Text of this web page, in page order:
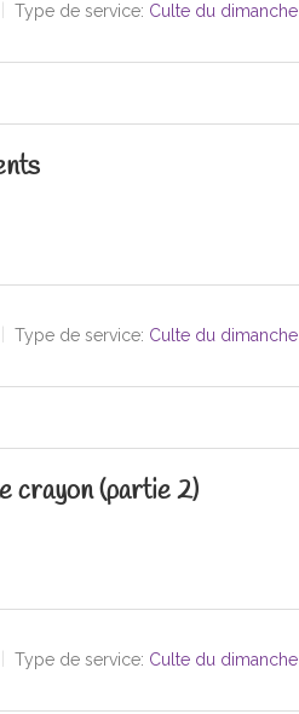
Type de service: Culte du dimanche
Type de service: Culte du dimanche
crayon (partie 2)
Type de service: Culte du dimanche